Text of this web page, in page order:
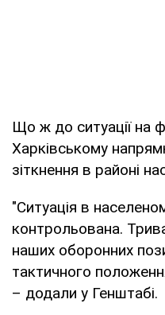
Що ж до ситуації на
Харківському
зіткнення в районі
"Ситуація в
контрольована.
наших оборонних
тактичного
– додали у Генштабі.